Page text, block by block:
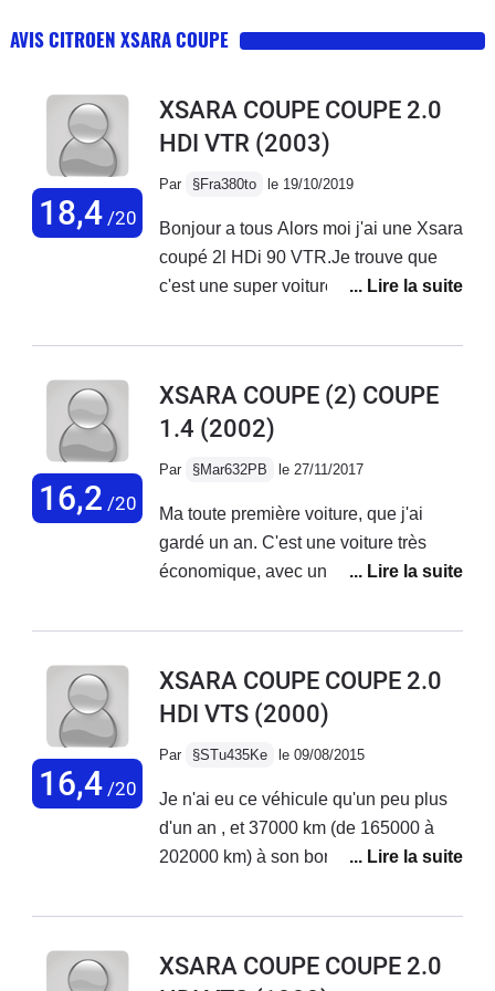
AVIS CITROEN XSARA COUPE
18,4/20
XSARA COUPE COUPE 2.0
HDI VTR (2003)
Par §Fra380to le 19/10/2019
Bonjour a tous Alors moi j'ai une Xsara
coupé 2l HDi 90 VTR.Je trouve que
c'est une super voiture, bonne reprise.
des bourgeois lol , elle avait 284000
coupelle...vidange et rien de plus. Elle
a aujourd'hui 309151 km. Une vrai
16,2 /20
XSARA COUPE (2) COUPE
1.4 (2002)
Par §Mar632PB le 27/11/2017
Ma toute première voiture, que j'ai
gardé un an. C'est une voiture très
économique, avec un coffre spacieux,
attendre autant sur des petits que sur
166.000km et est quasiment comme
neuf mais c'est une voiture qui se
Malgré cela, je voulais la garder le
plus longtemps possible, mais un
accident (dans lequel je ne suis pas
carrosserie...
16,4/20
XSARA COUPE COUPE 2.0
HDI VTS (2000)
Par §STu435Ke le 09/08/2015
Je n'ai eu ce véhicule qu'un peu plus
d'un an , et 37000 km (de 165000 à
202000 km) à son bord : Bilan positif,
économe en entretien, plutôt
(rien d'exceptionnel, mais dans la
XSARA COUPE COUPE 2.0